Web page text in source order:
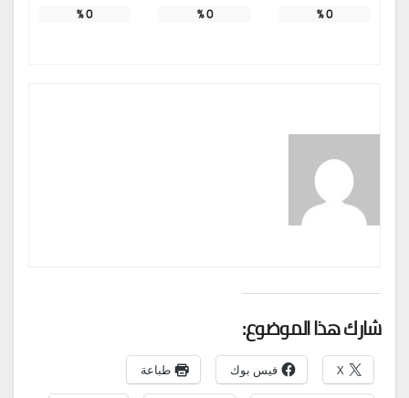
0
%
0
%
0
%
شارك هذا الموضوع:
X فيس بوك طباعة